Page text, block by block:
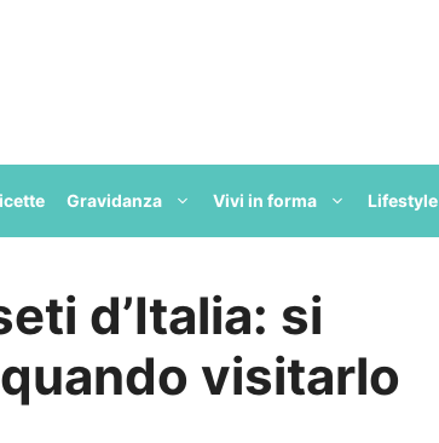
Gravidanza Vivi in forma Lifestyle
d’Italia: si
visitarlo